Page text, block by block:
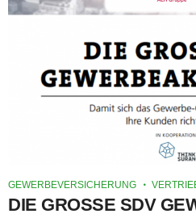
GEWERBEVERSICHERUNG
DIE GROSSE SDV